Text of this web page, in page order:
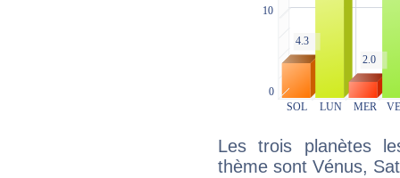
Les trois planètes
thème sont Vénus,